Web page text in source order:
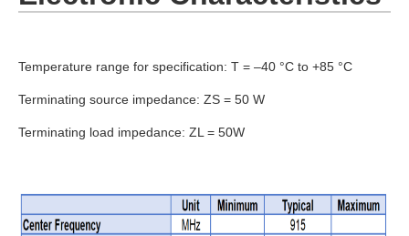
Temperature range for specification: T = –40 °C to +85 °C
Terminating source impedance: ZS = 50 W
Terminating load impedance: ZL = 50W